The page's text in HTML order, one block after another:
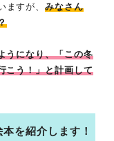
ますが、みなさん
うになり、「この冬
こう！」と計画して
を紹介します！